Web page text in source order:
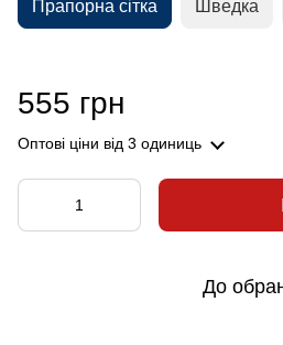
Прапорна сітка Шведка
555 грн
Оптові ціни від 3 одиниць
До